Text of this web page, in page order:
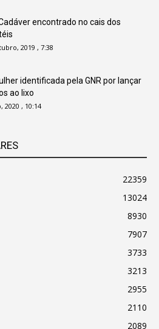
encontrado no cais dos
2019 , 7:38
identificada pela GNR por lançar
ao lixo
2020 , 10:14
22359
13024
8930
7907
3733
3213
2955
2110
2089